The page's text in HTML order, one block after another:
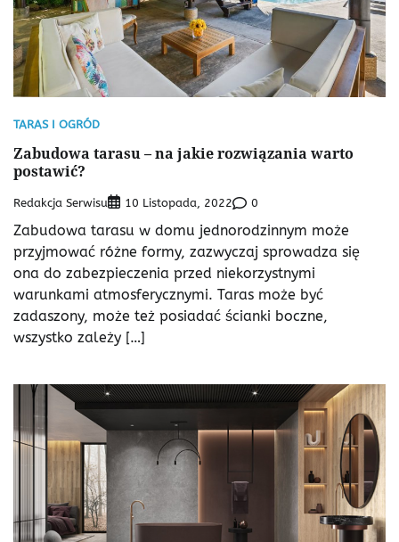
TARAS I OGRÓD
Zabudowa tarasu – na jakie rozwiązania warto
postawić?
Redakcja Serwisu 10 Listopada, 2022 0
Zabudowa tarasu w domu jednorodzinnym może
przyjmować różne formy, zazwyczaj sprowadza się
ona do zabezpieczenia przed niekorzystnymi
warunkami atmosferycznymi. Taras może być
zadaszony, może też posiadać ścianki boczne,
wszystko zależy […]